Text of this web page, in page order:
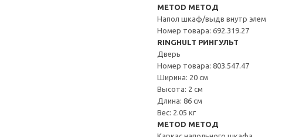
METOD МЕТОД
Напол шкаф/выдв внутр элем
Номер товара: 692.319.27
RINGHULT РИНГУЛЬТ
Дверь
Номер товара: 803.547.47
Ширина: 20 см
Высота: 2 см
Длина: 86 см
Вес: 2.05 кг
METOD МЕТОД